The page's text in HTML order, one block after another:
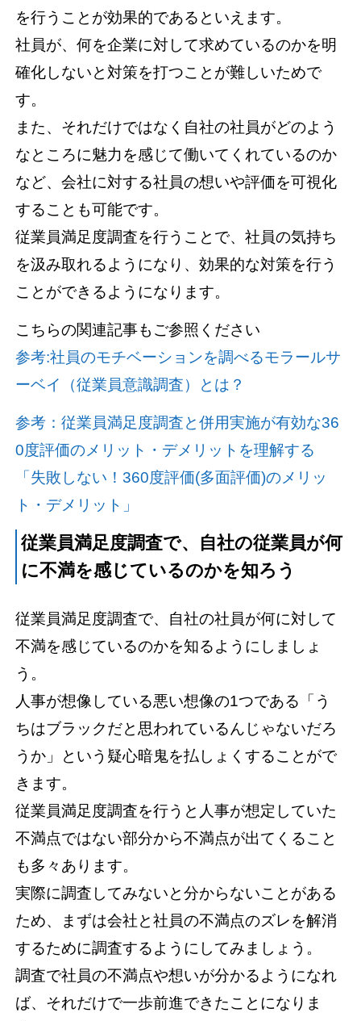
を行うことが効果的であるといえます。
社員が、何を企業に対して求めているのかを明
確化しないと対策を打つことが難しいためで
す。
また、それだけではなく自社の社員がどのよう
なところに魅力を感じて働いてくれているのか
など、会社に対する社員の想いや評価を可視化
することも可能です。
従業員満足度調査を行うことで、社員の気持ち
を汲み取れるようになり、効果的な対策を行う
ことができるようになります。
こちらの関連記事もご参照ください
参考:社員のモチベーションを調べるモラールサ
ーベイ（従業員意識調査）とは？
参考：従業員満足度調査と併用実施が有効な36
0度評価のメリット・デメリットを理解する
「失敗しない！360度評価(多面評価)のメリッ
ト・デメリット」
従業員満足度調査で、自社の従業員が何
に不満を感じているのかを知ろう
従業員満足度調査で、自社の社員が何に対して
不満を感じているのかを知るようにしましょ
う。
人事が想像している悪い想像の1つである「う
ちはブラックだと思われているんじゃないだろ
うか」という疑心暗鬼を払しょくすることがで
きます。
従業員満足度調査を行うと人事が想定していた
不満点ではない部分から不満点が出てくること
も多々あります。
実際に調査してみないと分からないことがある
ため、まずは会社と社員の不満点のズレを解消
するために調査するようにしてみましょう。
調査で社員の不満点や想いが分かるようになれ
ば、それだけで一歩前進できたことになりま